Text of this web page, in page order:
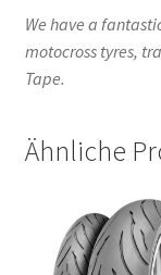
We have a
motocross tyres,
Tape.
Ähnliche